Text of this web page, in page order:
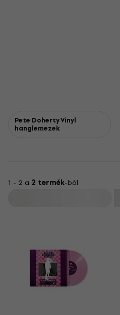
Pete Doherty Vinyl
hanglemezek
1 - 2 a 2 termék-ból